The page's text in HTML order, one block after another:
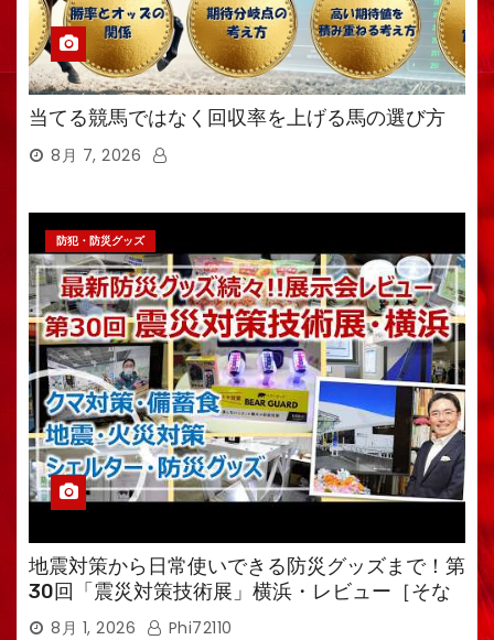
当てる競馬ではなく回収率を上げる馬の選び方
8月 7, 2026
防犯・防災グッズ
地震対策から日常使いできる防災グッズまで！第
30回「震災対策技術展」横浜・レビュー［そな
えるTV・高荷智也］
8月 1, 2026 Phi72110